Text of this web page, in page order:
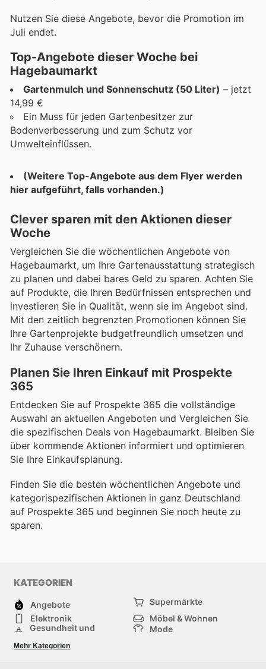
Nutzen Sie diese Angebote, bevor die Promotion im
Juli endet.
Top-Angebote dieser Woche bei
Hagebaumarkt
Gartenmulch und Sonnenschutz (50 Liter) – jetzt
14,99 €
Ein Muss für jeden Gartenbesitzer zur
Bodenverbesserung und zum Schutz vor
Umwelteinflüssen.
(Weitere Top-Angebote aus dem Flyer werden
hier aufgeführt, falls vorhanden.)
Clever sparen mit den Aktionen dieser
Woche
Vergleichen Sie die wöchentlichen Angebote von
Hagebaumarkt, um Ihre Gartenausstattung strategisch
zu planen und dabei bares Geld zu sparen. Achten Sie
auf Produkte, die Ihren Bedürfnissen entsprechen und
investieren Sie in Qualität, wenn sie im Angebot sind.
Mit den zeitlich begrenzten Promotionen können Sie
Ihre Gartenprojekte budgetfreundlich umsetzen und
Ihr Zuhause verschönern.
Planen Sie Ihren Einkauf mit Prospekte
365
Entdecken Sie auf Prospekte 365 die vollständige
Auswahl an aktuellen Angeboten und Vergleichen Sie
die spezifischen Deals von Hagebaumarkt. Bleiben Sie
über kommende Aktionen informiert und optimieren
Sie Ihre Einkaufsplanung.
Finden Sie die besten wöchentlichen Angebote und
kategorispezifischen Aktionen in ganz Deutschland
auf Prospekte 365 und beginnen Sie noch heute zu
sparen.
KATEGORIEN
Angebote
Supermärkte
Elektronik
Möbel & Wohnen
Gesundheit und
Mode
Sportartikel und
Sportbekleidung
Mehr Kategorien